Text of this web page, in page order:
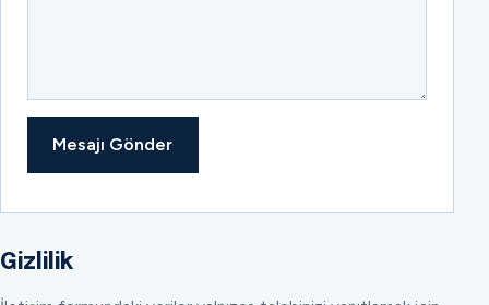
Mesajı Gönder
Gizlilik